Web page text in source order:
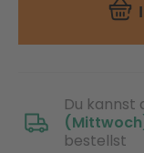
Du kannst
bestellst